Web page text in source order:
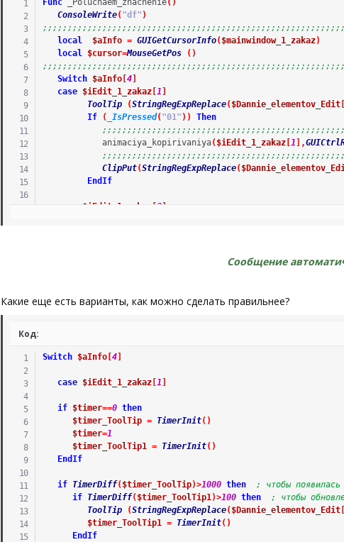
Func _Poluchaem_znachenie( )
ConsoleWrite( "df" )
local
$aInfo = GUIGetCursorInfo( $mainwindow_1_zakaz)
local
$cursor=MouseGetPos ( )
Switch
$aInfo[ 4]
case
$iEdit_1_zakaz[ 1
ToolTip
(StringRegExpReplace( $Dannie_elementov_Edit[
If
( _IsPressed( "01" ) )
Then
animaciya_kopirivaniya( $iEdit_1_zakaz[ 1 ,
ClipPut(StringRegExpReplace(
EndIf
$iEdit_1_zakaz [ 2]
$iEdit_1_zakaz[ 2],
ToolTip
( $Dannie_elementov_Edit
EndIf
Сообщение
Какие еще есть варианты, как можно сделать правильнее?
Код:
Switch $aInfo[ 4]
case $iEdit_1_zakaz[ 1
if $timer==0 then
$timer_ToolTip = TimerInit( )
$timer=1
$timer_ToolTip1 = TimerInit( )
EndIf
if TimerDiff( $timer_ToolTip)>1000 then
; чтобы появилась
if
TimerDiff( $timer_ToolTip1)>100 then
; чтобы
ToolTip
(StringRegExpReplace( $Dannie_elementov_Edit[
$timer_ToolTip1 = TimerInit( )
EndIf